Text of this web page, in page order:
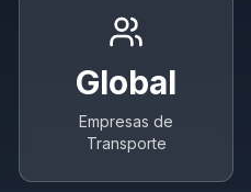
Global
Empresas de
Transporte